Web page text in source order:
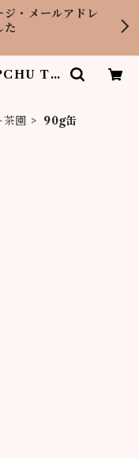
ジ・メールアドレ
た
TE
茶園 90g缶